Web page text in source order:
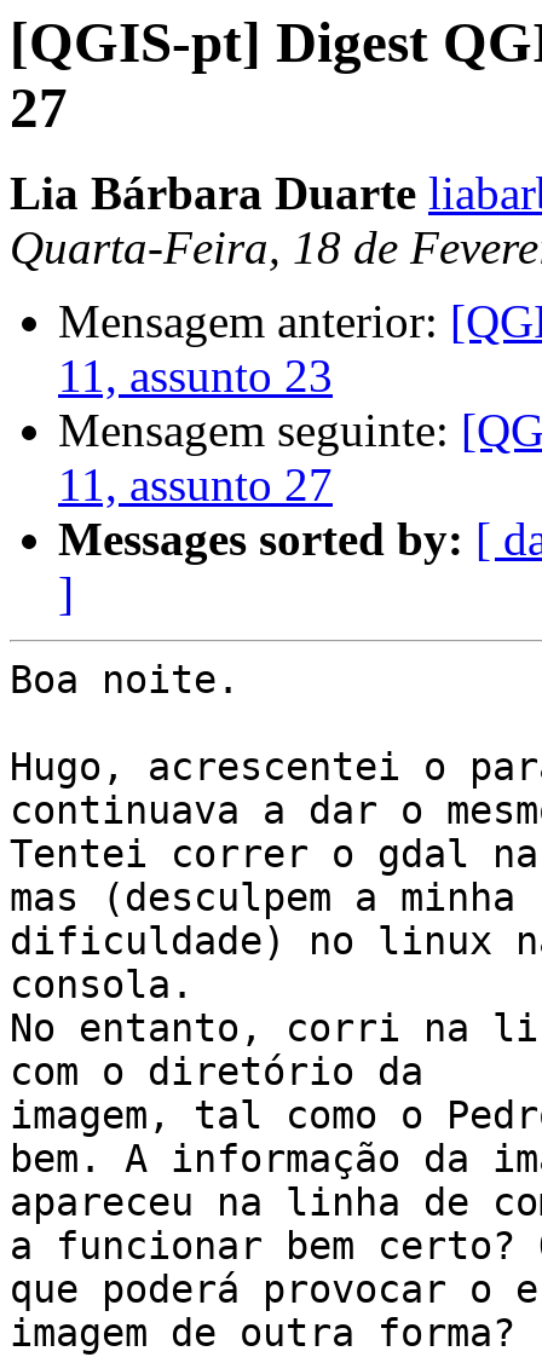
[QGIS-pt] Digest
27
Lia Bárbara Duarte
Quarta-Feira, 18 de
Mensagem anterior:
11, assunto 23
Mensagem seguinte:
11, assunto 27
Messages sorted by: [
]
Boa noite.
Hugo, acrescentei o
continuava a dar o
Tentei correr o gdal
mas (desculpem a minha
dificuldade) no linux
consola.
No entanto, corri na
com o diretório da
imagem, tal como o
bem. A informação da
apareceu na linha de
a funcionar bem certo?
que poderá provocar o
imagem de outra forma?